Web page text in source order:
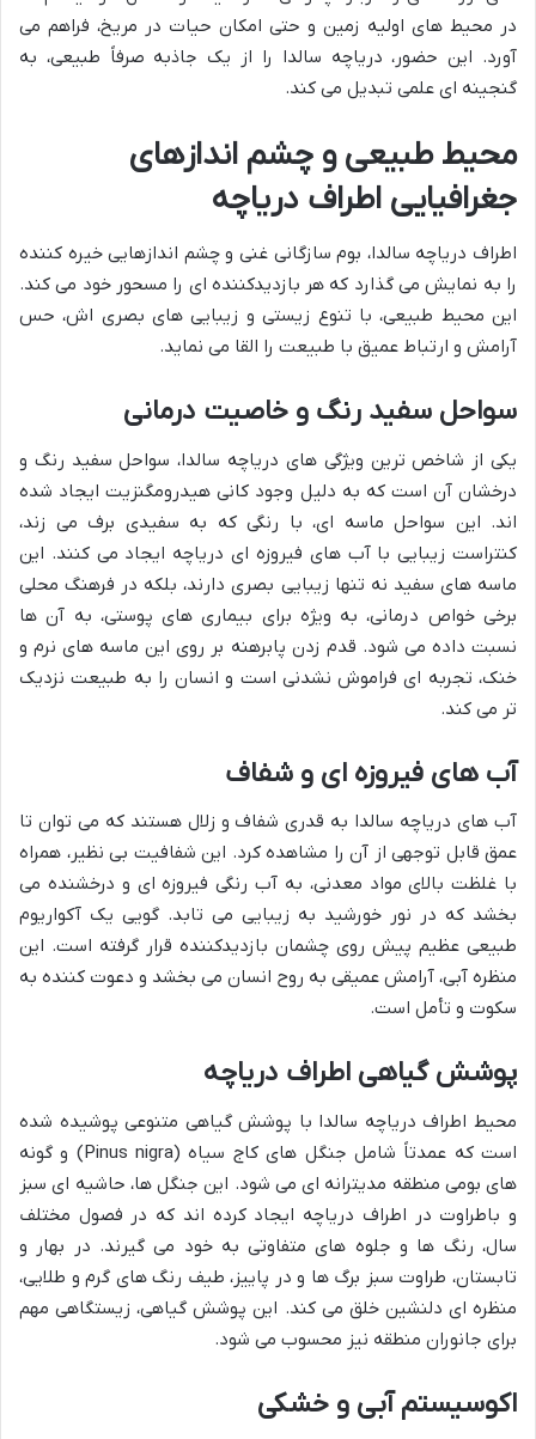
در محیط های اولیه زمین و حتی امکان حیات در مریخ، فراهم می
آورد. این حضور، دریاچه سالدا را از یک جاذبه صرفاً طبیعی، به
گنجینه ای علمی تبدیل می کند.
محیط طبیعی و چشم اندازهای
جغرافیایی اطراف دریاچه
اطراف دریاچه سالدا، بوم سازگانی غنی و چشم اندازهایی خیره کننده
را به نمایش می گذارد که هر بازدیدکننده ای را مسحور خود می کند.
این محیط طبیعی، با تنوع زیستی و زیبایی های بصری اش، حس
آرامش و ارتباط عمیق با طبیعت را القا می نماید.
سواحل سفید رنگ و خاصیت درمانی
یکی از شاخص ترین ویژگی های دریاچه سالدا، سواحل سفید رنگ و
درخشان آن است که به دلیل وجود کانی هیدرومگنزیت ایجاد شده
اند. این سواحل ماسه ای، با رنگی که به سفیدی برف می زند،
کنتراست زیبایی با آب های فیروزه ای دریاچه ایجاد می کنند. این
ماسه های سفید نه تنها زیبایی بصری دارند، بلکه در فرهنگ محلی
برخی خواص درمانی، به ویژه برای بیماری های پوستی، به آن ها
نسبت داده می شود. قدم زدن پابرهنه بر روی این ماسه های نرم و
خنک، تجربه ای فراموش نشدنی است و انسان را به طبیعت نزدیک
تر می کند.
آب های فیروزه ای و شفاف
آب های دریاچه سالدا به قدری شفاف و زلال هستند که می توان تا
عمق قابل توجهی از آن را مشاهده کرد. این شفافیت بی نظیر، همراه
با غلظت بالای مواد معدنی، به آب رنگی فیروزه ای و درخشنده می
بخشد که در نور خورشید به زیبایی می تابد. گویی یک آکواریوم
طبیعی عظیم پیش روی چشمان بازدیدکننده قرار گرفته است. این
منظره آبی، آرامش عمیقی به روح انسان می بخشد و دعوت کننده به
سکوت و تأمل است.
پوشش گیاهی اطراف دریاچه
محیط اطراف دریاچه سالدا با پوشش گیاهی متنوعی پوشیده شده
است که عمدتاً شامل جنگل های کاج سیاه (Pinus nigra) و گونه
های بومی منطقه مدیترانه ای می شود. این جنگل ها، حاشیه ای سبز
و باطراوت در اطراف دریاچه ایجاد کرده اند که در فصول مختلف
سال، رنگ ها و جلوه های متفاوتی به خود می گیرند. در بهار و
تابستان، طراوت سبز برگ ها و در پاییز، طیف رنگ های گرم و طلایی،
منظره ای دلنشین خلق می کند. این پوشش گیاهی، زیستگاهی مهم
برای جانوران منطقه نیز محسوب می شود.
اکوسیستم آبی و خشکی